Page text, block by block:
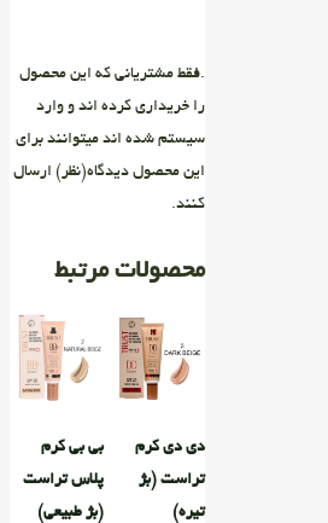
.فقط مشتریانی که این محصول
را خریداری کرده اند و وارد
سیستم شده اند میتوانند برای
این محصول دیدگاه(نظر) ارسال
کنند.
محصولات مرتبط
دی دی کرم
تراست (بژ
تیره)
بی بی کرم
پلاس تراست
(بژ طبیعی)